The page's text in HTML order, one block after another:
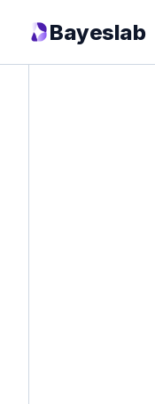
Bayeslab